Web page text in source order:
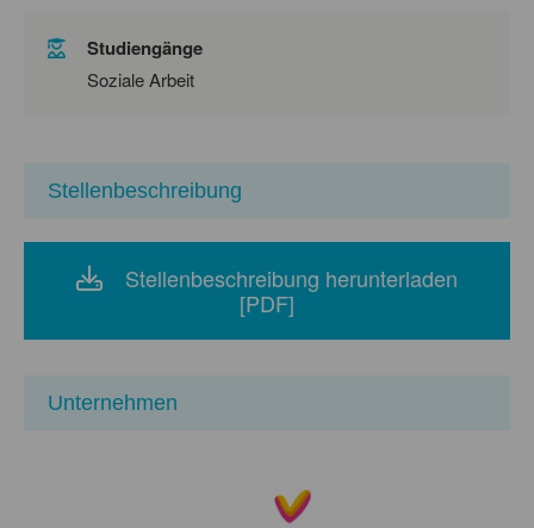
Studiengänge
Soziale Arbeit
Stellenbeschreibung
Stellenbeschreibung herunterladen
[PDF]
Unternehmen